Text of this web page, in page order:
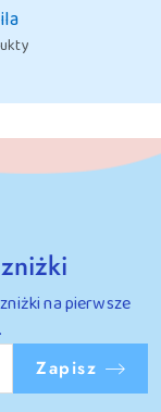
na pierwsze
Zapisz